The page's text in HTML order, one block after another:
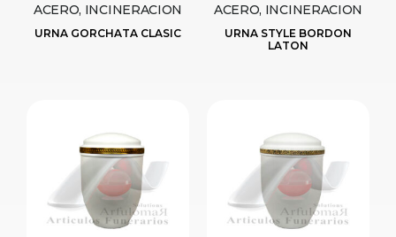
ACERO, INCINERACION
URNA GORCHATA CLASIC
ACERO, INCINERACION
URNA STYLE BORDON
LATON